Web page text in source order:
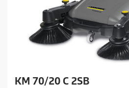
KM 70/20 C 2SB